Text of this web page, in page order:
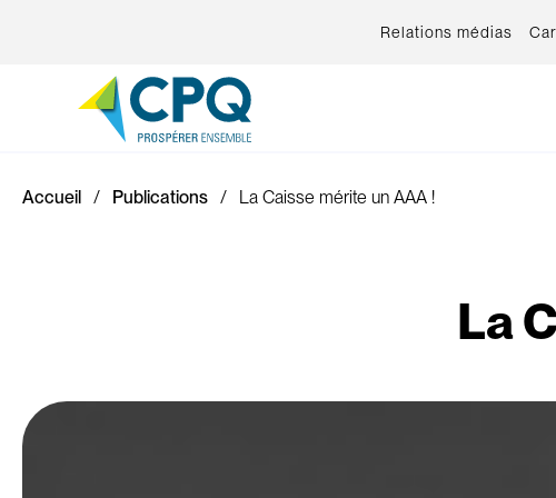
Relations médias
Accueil Publications La Caisse mérite un AAA !
La